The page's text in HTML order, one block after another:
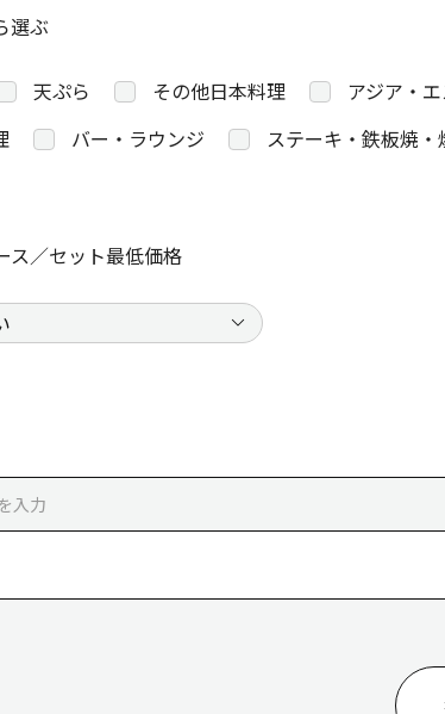
選ぶ
天ぷら その他日本料理 アジア・
バー・ラウンジ ステーキ・鉄板焼・
ス／セット最低価格